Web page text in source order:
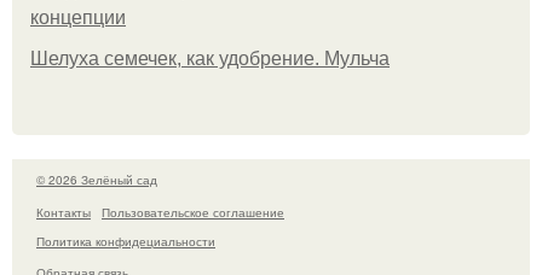
концепции
Шелуха семечек, как удобрение. Мульча
© 2026 Зелёный сад
Контакты
Пользовательское соглашение
Политика конфидециальности